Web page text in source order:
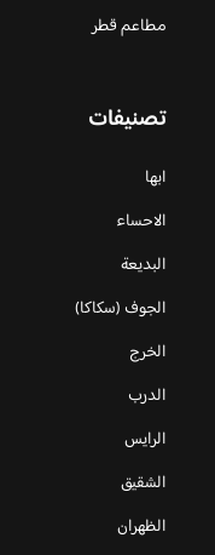
مطاعم قطر
تصنيفات
ابها
الاحساء
البديعة
الجوف (سكاكا)
الخرج
الدرب
الرايس
الشقيق
الظهران